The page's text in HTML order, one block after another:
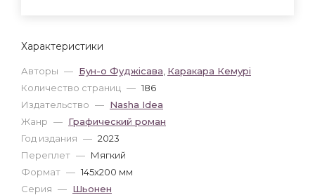
Характеристики
Авторы — Бун-о Фуджісава Каракара Кемурі
Количество страниц — 186
Издательство — Nasha Idea
Жанр — Графический роман
Год издания — 2023
Переплет — Мягкий
Формат — 145x200 мм
Серия — Шьонен